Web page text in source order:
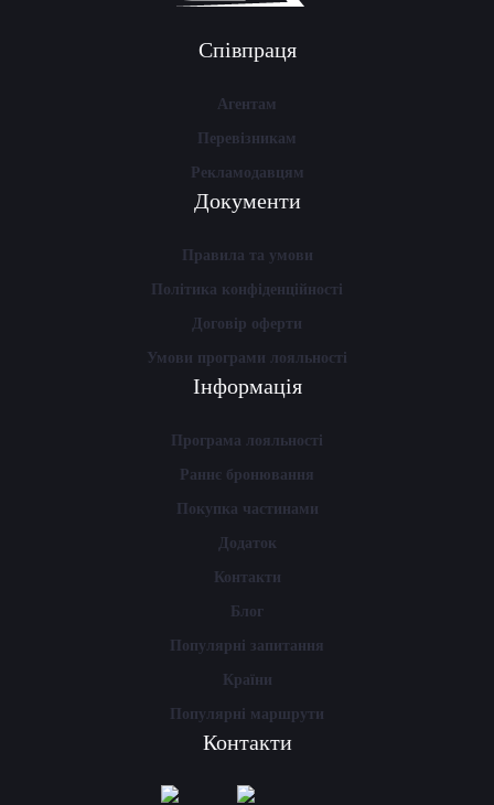
Співпраця
Агентам
Перевізникам
Рекламодавцям
Документи
Правила та умови
Політика конфіденційності
Договір оферти
Умови програми лояльності
Інформація
Програма лояльності
Раннє бронювання
Покупка частинами
Додаток
Контакти
Блог
Популярні запитання
Країни
Популярні маршрути
Контакти